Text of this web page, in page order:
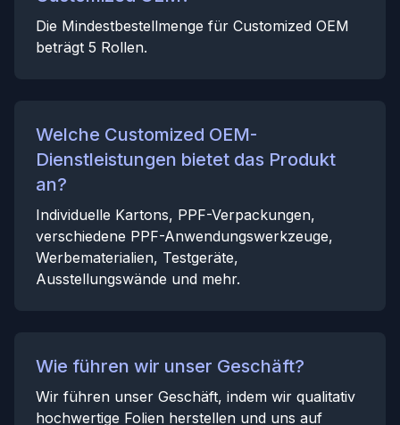
Die Mindestbestellmenge für Customized OEM
beträgt 5 Rollen.
Welche Customized OEM-
Dienstleistungen bietet das Produkt
an?
Individuelle Kartons, PPF-Verpackungen,
verschiedene PPF-Anwendungswerkzeuge,
Werbematerialien, Testgeräte,
Ausstellungswände und mehr.
Wie führen wir unser Geschäft?
Wir führen unser Geschäft, indem wir qualitativ
hochwertige Folien herstellen und uns auf